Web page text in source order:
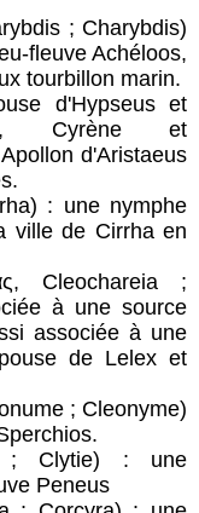
; Charybdis)
fleuve Achéloos,
tourbillon marin.
d'Hypseus et
Cyrène et
d'Aristaeus
: une nymphe
ville de Cirrha en
Cleochareia ;
à une source
associée à une
de Lelex et
; Cleonyme)
; Clytie) : une
Peneus